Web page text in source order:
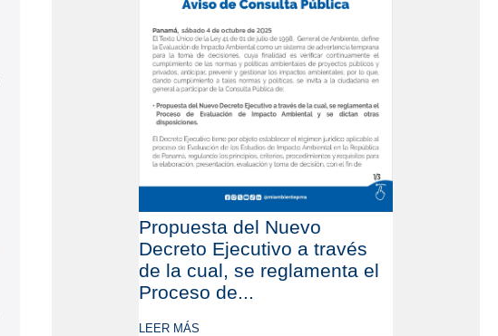
Propuesta del Nuevo
Decreto Ejecutivo a través
de la cual, se reglamenta el
Proceso de...
LEER MÁS